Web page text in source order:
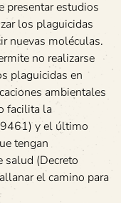
presentar estudios
los plaguicidas
nuevas moléculas.
no realizarse
plaguicidas en
ambientales
facilita la
y el último
tengan
salud (Decreto
el camino para